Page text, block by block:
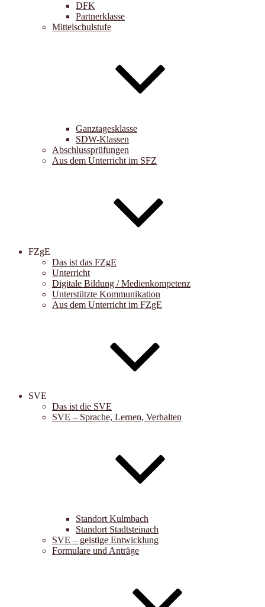
DFK
Partnerklasse
Mittelschulstufe
Ganztagesklasse
SDW-Klassen
Abschlussprüfungen
Aus dem Unterricht im SFZ
FZgE
Das ist das FZgE
Unterricht
Digitale Bildung / Medienkompetenz
Unterstützte Kommunikation
Aus dem Unterricht im FZgE
SVE
Das ist die SVE
SVE – Sprache, Lernen, Verhalten
Standort Kulmbach
Standort Stadtsteinach
SVE – geistige Entwicklung
Formulare und Anträge